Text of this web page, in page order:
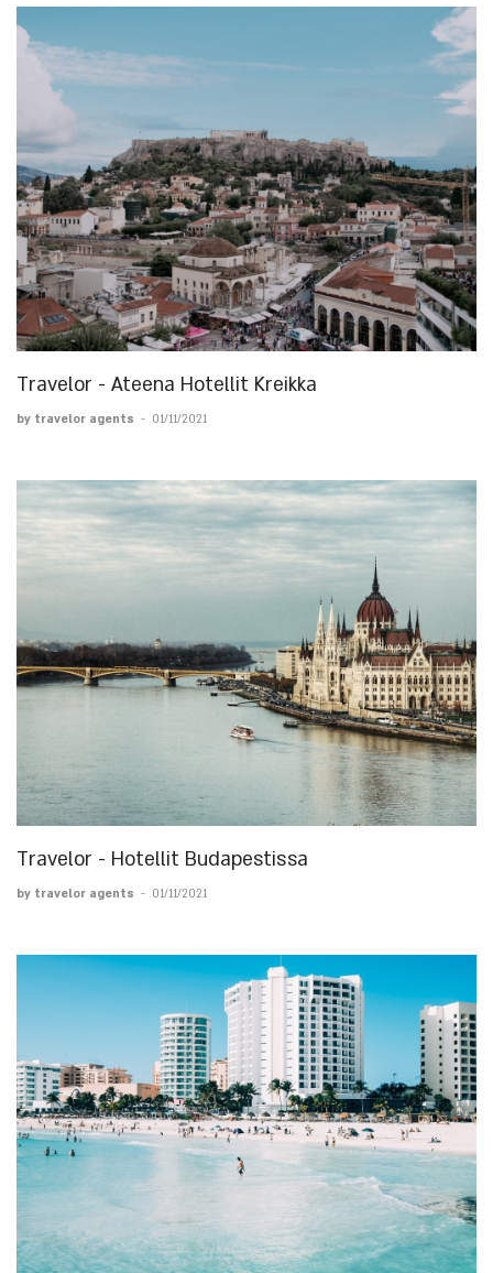
Travelor - Ateena Hotellit Kreikka
by travelor agents - 01/11/2021
Travelor - Hotellit Budapestissa
by travelor agents - 01/11/2021